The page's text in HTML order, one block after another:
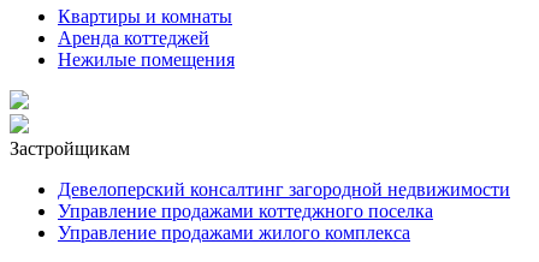
Квартиры и комнаты
Аренда коттеджей
Нежилые помещения
Застройщикам
Девелоперский консалтинг загородной недвижимости
Управление продажами коттеджного поселка
Управление продажами жилого комплекса